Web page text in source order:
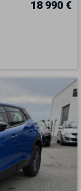
18 990 €